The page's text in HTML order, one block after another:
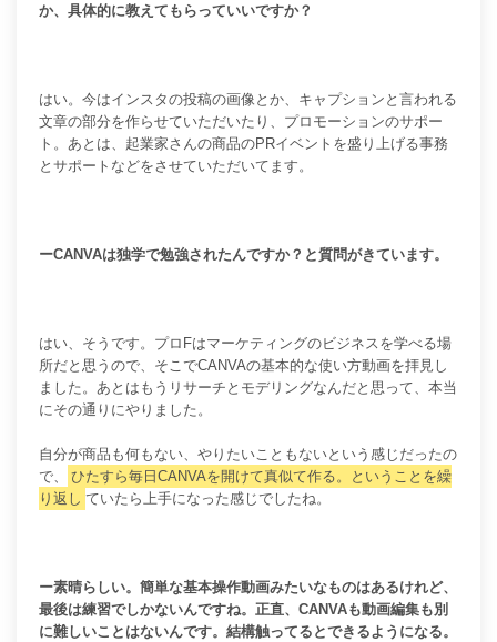
か、具体的に教えてもらっていいですか？
はい。今はインスタの投稿の画像とか、キャプションと言われる
文章の部分を作らせていただいたり、プロモーションのサポー
ト。 あとは、起業家さんの商品のPRイベントを盛り上げる事務
とサポートなどをさせていただいてます。
ーCANVAは独学で勉強されたんですか？と質問がきています。
はい、そうです。プロFはマーケティングのビジネスを学べる場
所だと思うので、そこでCANVAの基本的な使い方動画を拝見し
ました。 あとはもうリサーチとモデリングなんだと思って、本当
にその通りにやりました。
自分が商品も何もない、やりたいこともないという感じだったの
で、
ひたすら毎日CANVAを開けて真似て作る。ということを繰
り返し ていたら上手になった感じでしたね。
ー素晴らしい。簡単な基本操作動画みたいなものはあるけれど、
最後は練習でしかないんですね。正直、CANVAも動画編集も別
に難しいことはないんです。結構触ってるとできるようになる。